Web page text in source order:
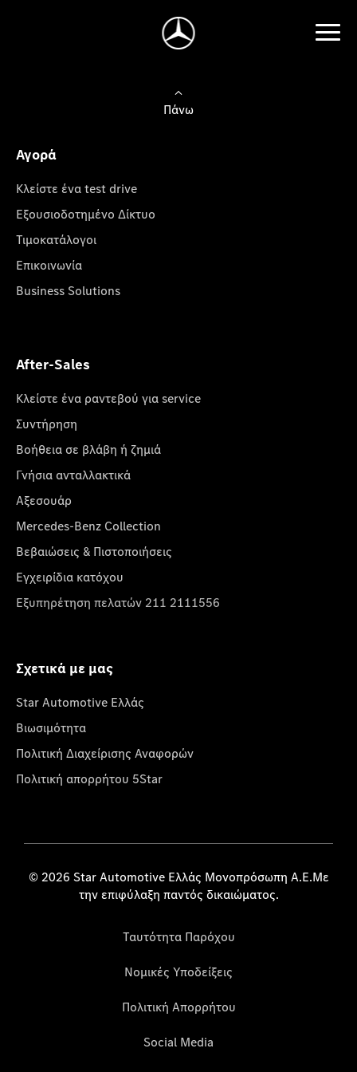
Πάνω
Αγορά
Κλείστε ένα test drive
Εξουσιοδοτημένο Δίκτυο
Τιμοκατάλογοι
Επικοινωνία
Business Solutions
After-Sales
Κλείστε ένα ραντεβού για service
Συντήρηση
Βοήθεια σε βλάβη ή ζημιά
Γνήσια ανταλλακτικά
Αξεσουάρ
Mercedes-Benz Collection
Βεβαιώσεις & Πιστοποιήσεις
Εγχειρίδια κατόχου
Εξυπηρέτηση πελατών 211 2111556
Σχετικά με μας
Star Automotive Ελλάς
Βιωσιμότητα
Πολιτική Διαχείρισης Αναφορών
Πολιτική απορρήτου 5Star
© 2026 Star Automotive Ελλάς Μονοπρόσωπη Α.Ε.Με
την επιφύλαξη παντός δικαιώματος.
Ταυτότητα Παρόχου
Νομικές Υποδείξεις
Πολιτική Απορρήτου
Social Media